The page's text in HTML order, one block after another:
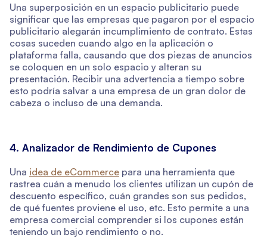
Una superposición en un espacio publicitario puede
significar que las empresas que pagaron por el espacio
publicitario alegarán incumplimiento de contrato. Estas
cosas suceden cuando algo en la aplicación o
plataforma falla, causando que dos piezas de anuncios
se coloquen en un solo espacio y alteran su
presentación. Recibir una advertencia a tiempo sobre
esto podría salvar a una empresa de un gran dolor de
cabeza o incluso de una demanda.
4. Analizador de Rendimiento de Cupones
Una idea de eCommerce para una herramienta que
rastrea cuán a menudo los clientes utilizan un cupón de
descuento específico, cuán grandes son sus pedidos,
de qué fuentes proviene el uso, etc. Esto permite a una
empresa comercial comprender si los cupones están
teniendo un bajo rendimiento o no.